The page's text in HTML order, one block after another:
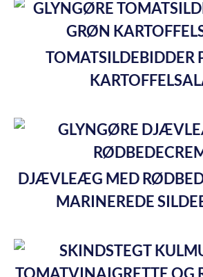
TOMATSILDEBIDDER
DJÆVLEÆG MED
MARINEREDE